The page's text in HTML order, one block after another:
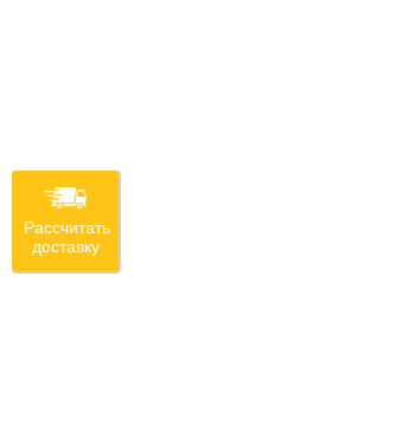
Рассчитать
доставку